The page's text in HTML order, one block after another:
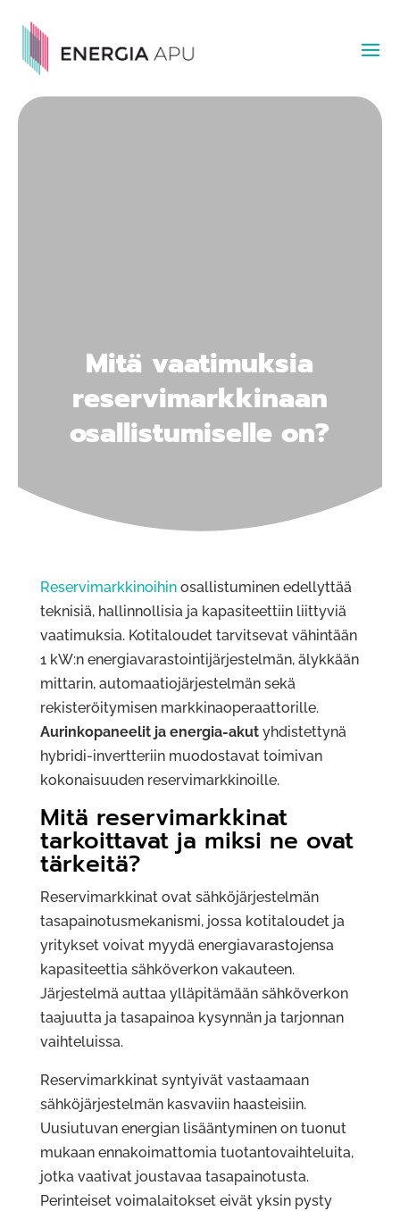
Mitä vaatimuksia
reservimarkkinaan
osallistumiselle on?
Reservimarkkinoihinosallistuminen edellyttää
teknisiä, hallinnollisia ja kapasiteettiin liittyviä
vaatimuksia. Kotitaloudet tarvitsevat vähintään
1 kW:n energiavarastointijärjestelmän, älykkään
mittarin, automaatiojärjestelmän sekä
rekisteröitymisen markkinaoperaattorille.
Aurinkopaneelit ja energia-akutyhdistettynä
hybridi-invertteriin muodostavat toimivan
kokonaisuuden reservimarkkinoille.
Mitä reservimarkkinat
tarkoittavat ja miksi ne ovat
tärkeitä?
Reservimarkkinat ovat sähköjärjestelmän
tasapainotusmekanismi, jossa kotitaloudet ja
yritykset voivat myydä energiavarastojensa
kapasiteettia sähköverkon vakauteen.
Järjestelmä auttaa ylläpitämään sähköverkon
taajuutta ja tasapainoa kysynnän ja tarjonnan
vaihteluissa.
Reservimarkkinat syntyivät vastaamaan
sähköjärjestelmän kasvaviin haasteisiin.
Uusiutuvan energian lisääntyminen on tuonut
mukaan ennakoimattomia tuotantovaihteluita,
jotka vaativat joustavaa tasapainotusta.
Perinteiset voimalaitokset eivät yksin pysty